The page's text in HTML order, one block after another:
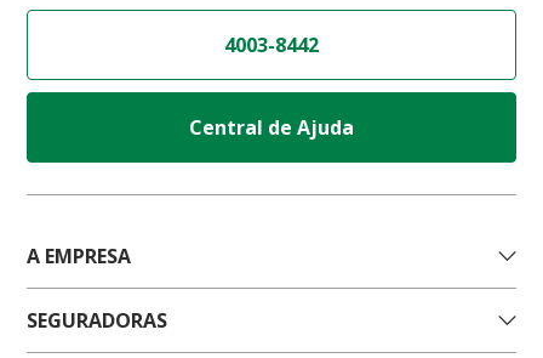
4003-8442
Central de Ajuda
A EMPRESA
SEGURADORAS